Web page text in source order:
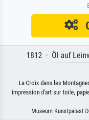
1812 · Öl auf
La Croix dans les
impression d'art sur toile,
Museum Kunstpalast